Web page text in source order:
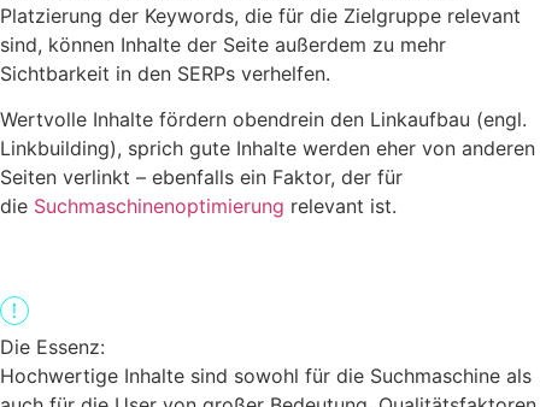
Platzierung der Keywords, die für die Zielgruppe relevant
sind, können Inhalte der Seite außerdem zu mehr
Sichtbarkeit in den SERPs verhelfen.
Wertvolle Inhalte fördern obendrein den Linkaufbau (engl.
Linkbuilding), sprich gute Inhalte werden eher von anderen
Seiten verlinkt – ebenfalls ein Faktor, der für
die Suchmaschinenoptimierung relevant ist.
Die Essenz:
Hochwertige Inhalte sind sowohl für die Suchmaschine als